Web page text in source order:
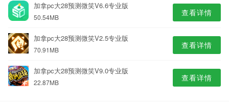
加拿pc大28预测微笑V6.6专业版
50.54MB 查看详情
加拿pc大28预测微笑V2.5专业版
70.91MB 查看详情
加拿pc大28预测微笑V9.0专业版
22.87MB 查看详情